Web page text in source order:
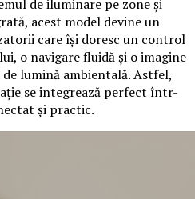
de iluminare pe zone și
acest model devine un
care își doresc un control
o navigare fluidă și o imagine
lumină ambientală. Astfel,
se integrează perfect într-
și practic.